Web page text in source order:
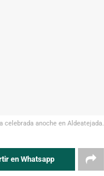
celebrada anoche en Aldeatejada.
en Whatsapp